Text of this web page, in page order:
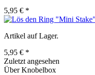
5,95 € *
Artikel auf Lager.
5,95 € *
Zuletzt angesehen
Über Knobelbox